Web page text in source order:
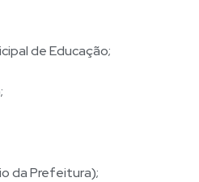
de Educação;
da Prefeitura);